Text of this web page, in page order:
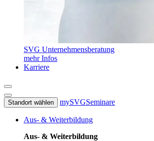
SVG Unternehmensberatung
mehr Infos
Karriere
Standort wählen mySVGSeminare
Aus- & Weiterbildung
Aus- & Weiterbildung